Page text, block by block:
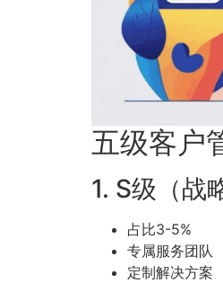
五级客户
1. S级（战
占比3-5%
专属服务团队
定制解决方案